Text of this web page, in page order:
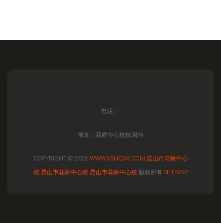
电话：-
地址：花桥中心校校园内
COPYRIGHT © 2026 WWW.KSHQXX.COM 昆山市花桥中心
校 昆山市花桥中心校 昆山市花桥中心校版权所有 SITEMAP